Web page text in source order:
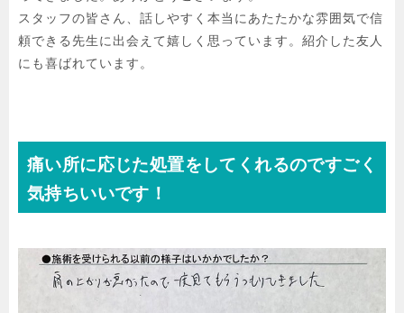
スタッフの皆さん、話しやすく本当にあたたかな雰囲気で信
頼できる先生に出会えて嬉しく思っています。紹介した友人
にも喜ばれています。
痛い所に応じた処置をしてくれるのですごく
気持ちいいです！